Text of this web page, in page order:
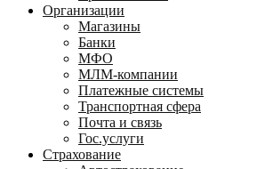
Организации
Магазины
Банки
МФО
МЛМ-компании
Платежные системы
Транспортная сфера
Почта и связь
Гос.услуги
Страхование